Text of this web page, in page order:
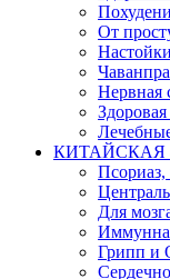
От
Нервная
КИТАЙСКАЯ
Псориаз,
Для
Грипп и